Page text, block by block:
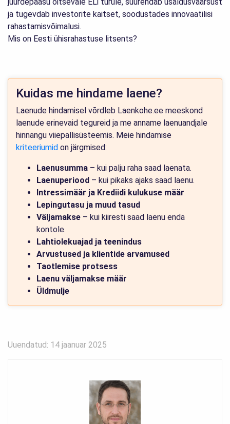
ja tugevdab investorite kaitset, soodustades innovaatilisi
rahastamisvõimalusi.
Mis on Eesti ühisrahastuse litsents?
Kuidas me hindame laene?
Laenude hindamisel võrdleb Laenkohe.ee meeskond
laenude erinevaid tegureid ja me anname laenuandjale
hinnangu viiepallisüsteemis. Meie hindamise
kriteeriumid on järgmised:
Laenusumma – kui palju raha saad laenata.
Laenuperiood – kui pikaks ajaks saad laenu.
Intressimäär ja Krediidi kulukuse määr
Lepingutasu ja muud tasud
Väljamakse – kui kiiresti saad laenu enda
kontole.
Lahtiolekuajad ja teenindus
Arvustused ja klientide arvamused
Taotlemise protsess
Laenu väljamakse määr
Üldmulje
Uuendatud: 14 jaanuar 2025